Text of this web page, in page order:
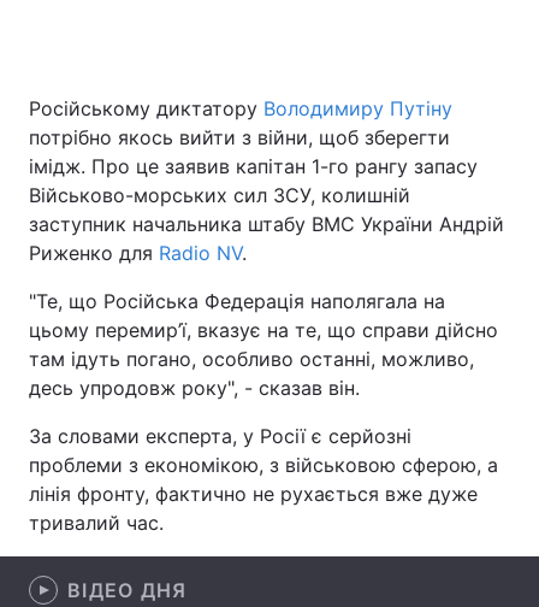
Україна Політика
Економіка Світ
Спорт
Техно і зв'язок Лайт
Зброя Інциденти
Здоров'я
Цікавинки Погода
Екологія Регіони
Лонгріди
Російському диктатору Володимиру Путіну
потрібно якось вийти з війни, щоб зберегти
імідж. Про це заявив капітан 1-го рангу запасу
Військово-морських сил ЗСУ, колишній
заступник начальника штабу ВМС України Андрій
Риженко для Radio NV.
"Те, що Російська Федерація наполягала на
цьому перемир’ї, вказує на те, що справи дійсно
там ідуть погано, особливо останні, можливо,
десь упродовж року", - сказав він.
За словами експерта, у Росії є серйозні
проблеми з економікою, з військовою сферою, а
лінія фронту, фактично не рухається вже дуже
тривалий час.
ВІДЕО ДНЯ